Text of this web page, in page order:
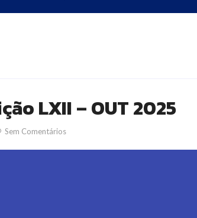
LXII – OUT 2025
Sem Comentários